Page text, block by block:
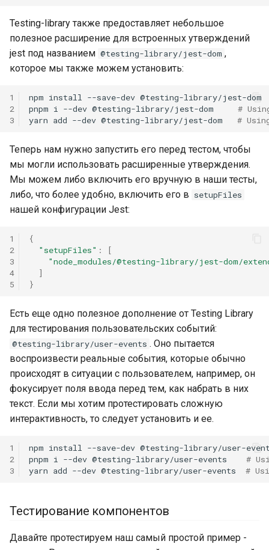
Testing-library также предоставляет небольшое
полезное расширение для встроенных утверждений
jest под названием @testing-library/jest-dom ,
которое мы также можем установить:
1
2
3
npm install --save-dev @testing-library/jest-dom
pnpm i --dev @testing-library/jest-dom
#
yarn add --dev @testing-library/jest-dom #
Теперь нам нужно запустить его перед тестом, чтобы
мы могли использовать расширенные утверждения.
Мы можем либо включить его вручную в наши тесты,
либо, что более удобно, включить его в setupFiles
нашей конфигурации Jest:
1
2
3
4
5
{
"setupFiles" :
[
"node_modules/@testing-library/jest-dom/
]
}
Есть еще одно полезное дополнение от Testing Library
для тестирования пользовательских событий:
@testing-library/user-events . Оно пытается
воспроизвести реальные события, которые обычно
происходят в ситуации с пользователем, например, он
фокусирует поля ввода перед тем, как набрать в них
текст. Если мы хотим протестировать сложную
интерактивность, то следует установить и ее.
1
2
3
npm install --save-dev @testing-library/user-
pnpm i --dev @testing-library/user-events
#
yarn add --dev @testing-library/user-events #
Тестирование компонентов
Давайте протестируем наш самый простой пример -